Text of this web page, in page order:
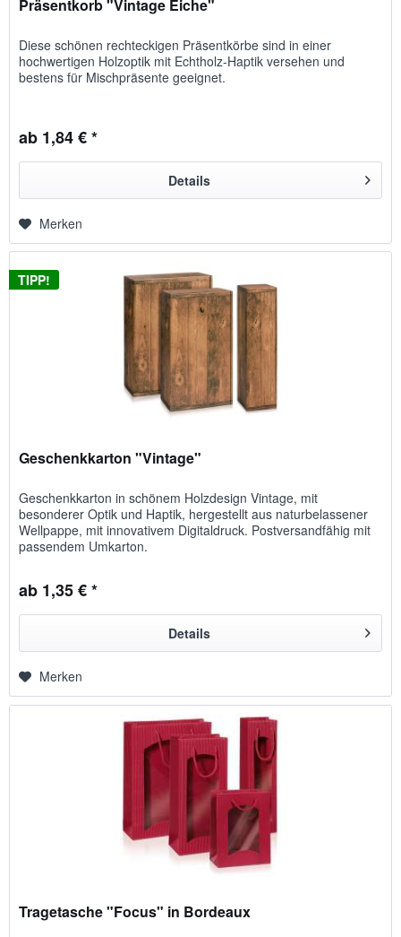
Präsentkorb "Vintage Eiche"
Diese schönen rechteckigen Präsentkörbe sind in einer
hochwertigen Holzoptik mit Echtholz-Haptik versehen und
bestens für Mischpräsente geeignet.
ab 1,84 € *
Details
Merken
TIPP!
Geschenkkarton "Vintage"
Geschenkkarton in schönem Holzdesign Vintage, mit
besonderer Optik und Haptik, hergestellt aus naturbelassener
Wellpappe, mit innovativem Digitaldruck. Postversandfähig mit
passendem Umkarton.
ab 1,35 € *
Details
Merken
Tragetasche "Focus" in Bordeaux